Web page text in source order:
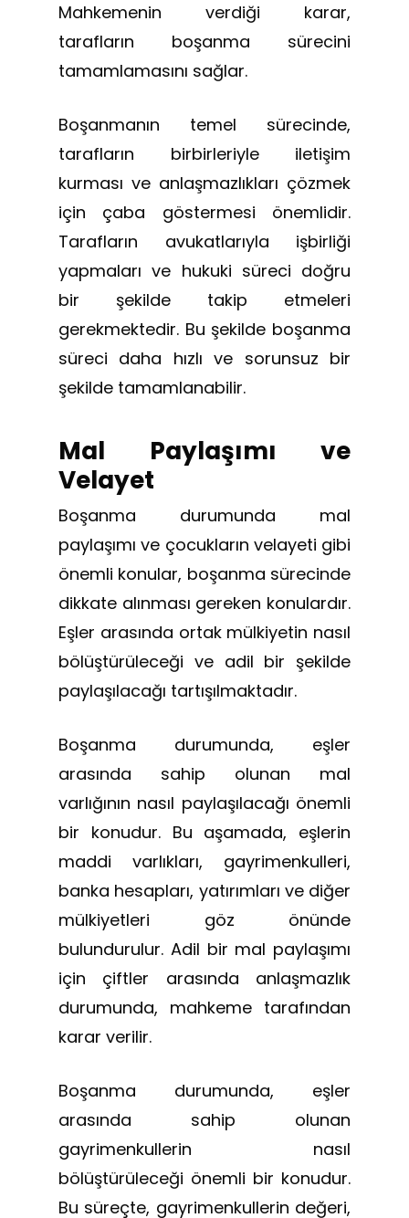
Mahkemenin verdiği karar,
tarafların boşanma sürecini
tamamlamasını sağlar.
Boşanmanın temel sürecinde,
tarafların birbirleriyle iletişim
kurması ve anlaşmazlıkları çözmek
için çaba göstermesi önemlidir.
Tarafların avukatlarıyla işbirliği
yapmaları ve hukuki süreci doğru
bir şekilde takip etmeleri
gerekmektedir. Bu şekilde boşanma
süreci daha hızlı ve sorunsuz bir
şekilde tamamlanabilir.
Mal Paylaşımı ve
Velayet
Boşanma durumunda mal
paylaşımı ve çocukların velayeti gibi
önemli konular, boşanma sürecinde
dikkate alınması gereken konulardır.
Eşler arasında ortak mülkiyetin nasıl
bölüştürüleceği ve adil bir şekilde
paylaşılacağı tartışılmaktadır.
Boşanma durumunda, eşler
arasında sahip olunan mal
varlığının nasıl paylaşılacağı önemli
bir konudur. Bu aşamada, eşlerin
maddi varlıkları, gayrimenkulleri,
banka hesapları, yatırımları ve diğer
mülkiyetleri göz önünde
bulundurulur. Adil bir mal paylaşımı
için çiftler arasında anlaşmazlık
durumunda, mahkeme tarafından
karar verilir.
Boşanma durumunda, eşler
arasında sahip olunan
gayrimenkullerin nasıl
bölüştürüleceği önemli bir konudur.
Bu süreçte, gayrimenkullerin değeri,